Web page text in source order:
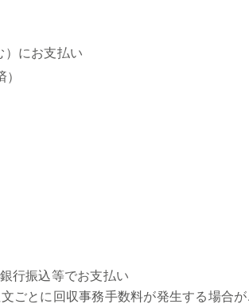
）にお支払い
行振込等でお支払い
ごとに回収事務手数料が発生する場合